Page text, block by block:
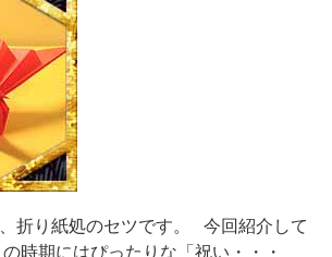
折り紙処のセツです。 今回紹介して
時期にはぴったりな「祝い・・・